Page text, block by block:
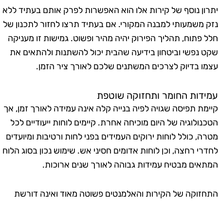
נוסף של קירות אלו הוא האפשרות לפרק אותם בעתיד ללא
משמעותי למבנה המקורי. אם בעתיד תרצו לחזור לתכנון של
פתוח, תהליך הפירוק יהיה מהיר ופשוט. גמישות זו מעניקה
נפשי וביטחון בידיעה שהבית יכול להשתנות ולהתאים את
בדיוק לצרכים המשתנים שלכם לאורך ציר הזמן.
החומר ותחזוקה שוטפת
תפיסה שגויה לפיה בנייה קלה אינה עמידה לאורך זמן, אך
של היום מוכיחה אחרת. קיימים לוחות ייעודיים לכל
כולל לוחות ירוקים העמידים בפני לחות ורטיבות ומיועדים
רחצה, וכן לוחות אדומים חסיני אש. שימוש נכון בסוג הלוח
מבטיח עמידות גבוהה לאורך שנים ארוכות.
של הקירות והאלמנטים פשוטה מאוד ואינה דורשת